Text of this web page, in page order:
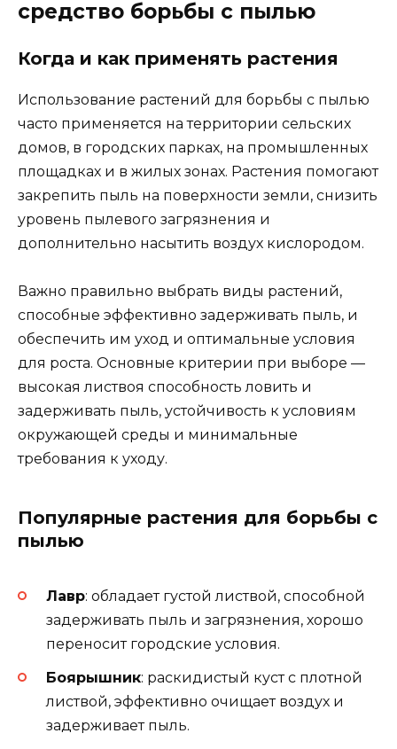
средство борьбы с пылью
Когда и как применять растения
Использование растений для борьбы с пылью
часто применяется на территории сельских
домов, в городских парках, на промышленных
площадках и в жилых зонах. Растения помогают
закрепить пыль на поверхности земли, снизить
уровень пылевого загрязнения и
дополнительно насытить воздух кислородом.
Важно правильно выбрать виды растений,
способные эффективно задерживать пыль, и
обеспечить им уход и оптимальные условия
для роста. Основные критерии при выборе —
высокая листвоя способность ловить и
задерживать пыль, устойчивость к условиям
окружающей среды и минимальные
требования к уходу.
Популярные растения для борьбы с
пылью
Лавр: обладает густой листвой, способной
задерживать пыль и загрязнения, хорошо
переносит городские условия.
Боярышник: раскидистый куст с плотной
листвой, эффективно очищает воздух и
задерживает пыль.